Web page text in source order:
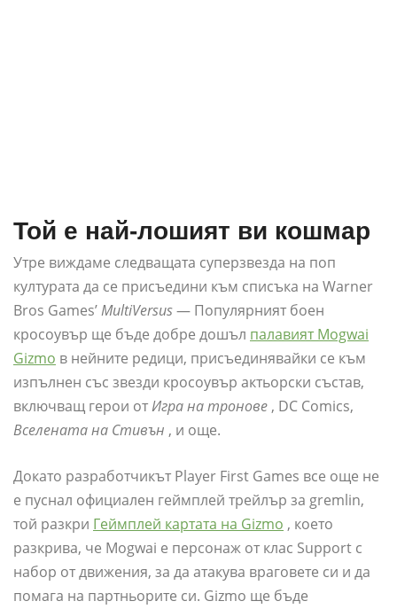
Той е най-лошият ви кошмар
Утре виждаме следващата суперзвезда на поп
културата да се присъедини към списъка на Warner
Bros Games’MultiVersus— Популярният боен
кросоувър ще бъде добре дошъл палавият Mogwai
Gizmo в нейните редици, присъединявайки се към
изпълнен със звезди кросоувър актьорски състав,
включващ герои отИгра на тронове , DC Comics,
Вселената на Стивън , и още.
Докато разработчикът Player First Games все още не
е пуснал официален геймплей трейлър за gremlin,
той разкри Геймплей картата на Gizmo , което
разкрива, че Mogwai е персонаж от клас Support с
набор от движения, за да атакува враговете си и да
помага на партньорите си. Gizmo ще бъде